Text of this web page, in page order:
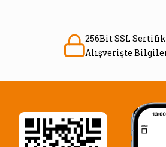
256Bit SSL
Alışverişte